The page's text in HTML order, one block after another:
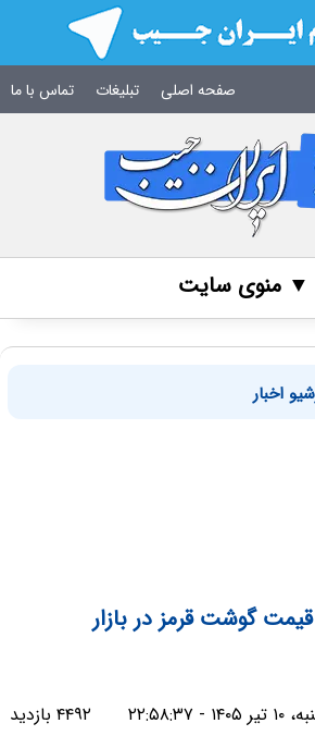
صفحه اصلی تبلیغات تماس با ما
▼ منوی سایت
اخبار
گوشت قرمز در بازار
۲۲:۵۸:۳۷ ۴۴۹۲ بازدید